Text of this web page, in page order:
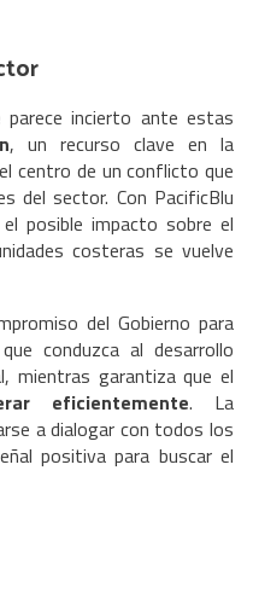
parece incierto ante estas
, un recurso clave en la
centro de un conflicto que
del sector. Con PacificBlu
posible impacto sobre el
costeras se vuelve
del Gobierno para
conduzca al desarrollo
mientras garantiza que el
eficientemente. La
a dialogar con todos los
positiva para buscar el